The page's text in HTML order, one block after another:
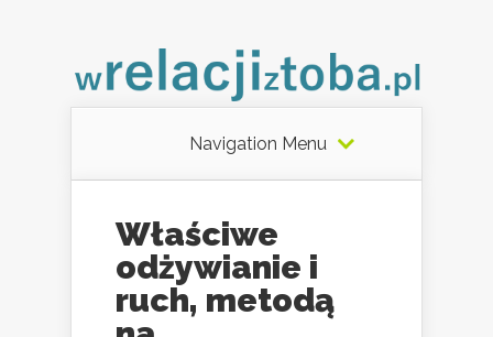
Navigation Menu
Właściwe
odżywianie i
ruch, metodą